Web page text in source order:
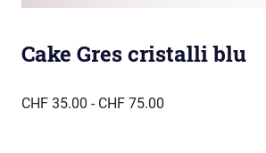
Cake Gres cristalli blu
CHF 35.00 - CHF 75.00